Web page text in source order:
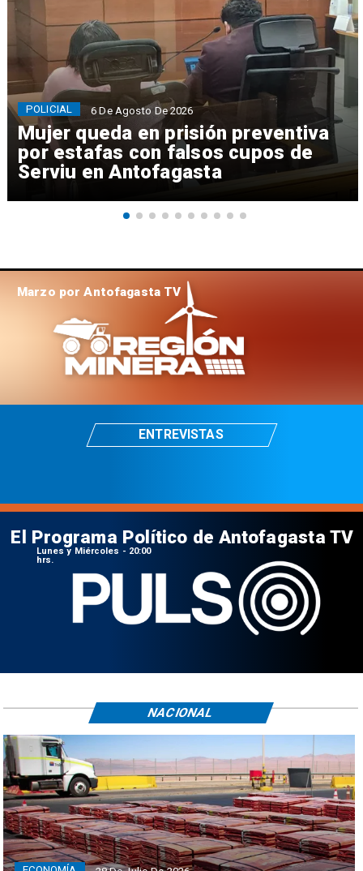
Mujer queda en prisión preventiva
por estafas con falsos cupos de
Serviu en Antofagasta
POLICIAL 6 De Agosto De 2026
Marzo por Antofagasta TV
ENTREVISTAS
El Programa Político de Antofagasta TV
Lunes y Miércoles - 20:00
hrs.
NACIONAL